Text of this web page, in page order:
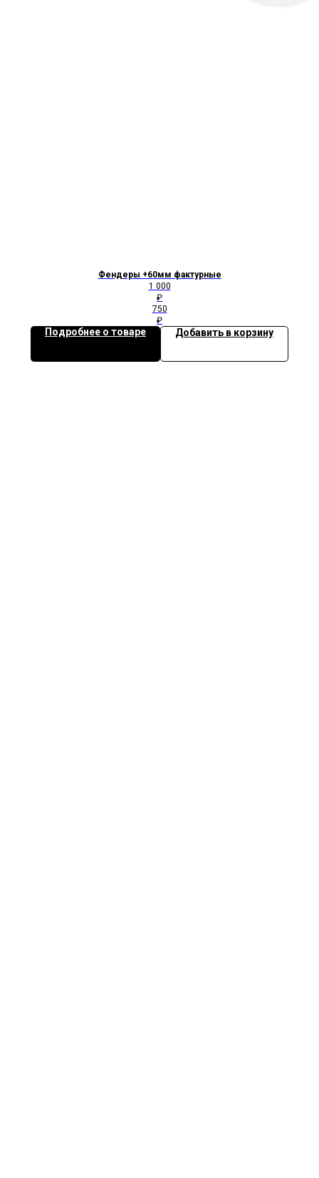
Фендеры +60мм фактурные
1 000
₽
750
₽
Подробнее о товаре Добавить в корзину